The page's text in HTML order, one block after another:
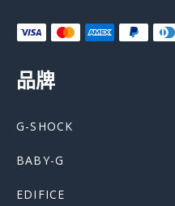
品牌
G-SHOCK
BABY-G
EDIFICE